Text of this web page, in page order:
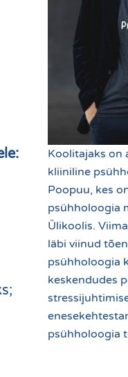
Koolitajaks on
kliiniline
Poopuu, kes
psühholoogia
Ülikoolis.
läbi viinud
psühholoogia
keskendudes
psühholoogia